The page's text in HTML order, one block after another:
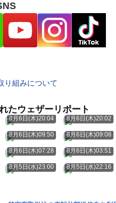
り組みについて
たウェザーリポート
8月6日(木)20:04 8月6日(木)20:02
8月6日(木)09:50 8月6日(木)09:08
8月6日(木)07:28 8月6日(木)03:51
8月5日(水)23:00 8月5日(水)22:16